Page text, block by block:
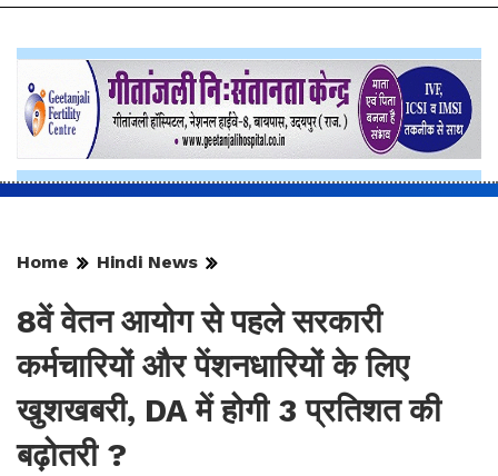
Home Hindi News
8वें वेतन आयोग से पहले सरकारी
कर्मचारियों और पेंशनधारियों के लिए
खुशखबरी, DA में होगी 3 प्रतिशत की
बढ़ोतरी ?